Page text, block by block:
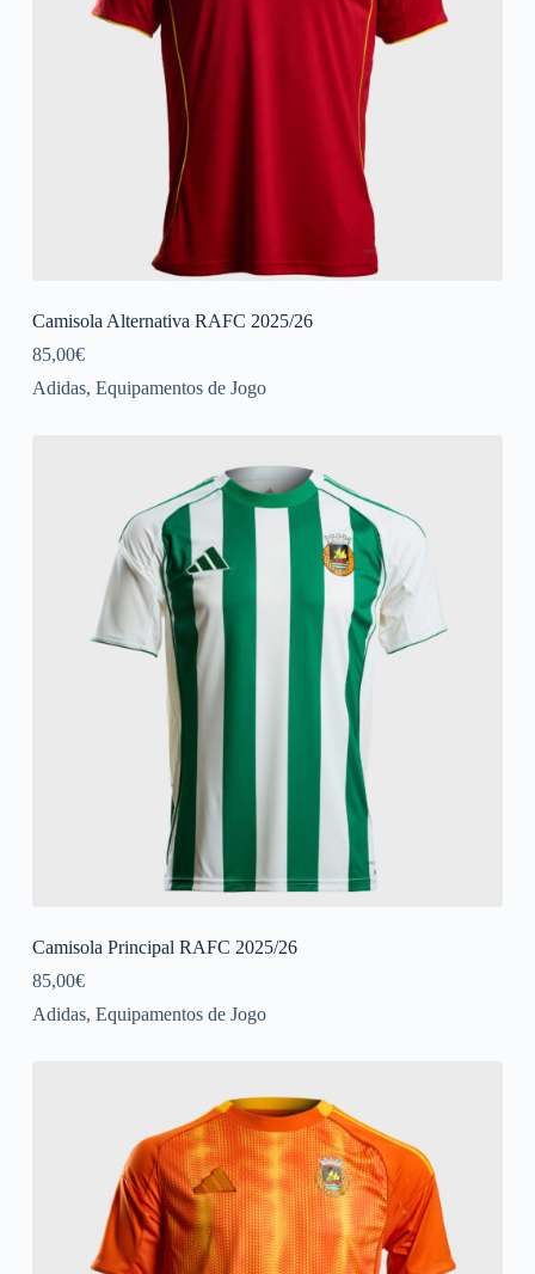
Camisola Alternativa RAFC 2025/26
85,00€
Adidas, Equipamentos de Jogo
Camisola Principal RAFC 2025/26
85,00€
Adidas, Equipamentos de Jogo